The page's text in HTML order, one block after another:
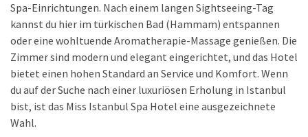
Spa-Einrichtungen. Nach einem langen Sightseeing-Tag
kannst du hier im türkischen Bad (Hammam) entspannen
oder eine wohltuende Aromatherapie-Massage genießen. Die
Zimmer sind modern und elegant eingerichtet, und das Hotel
bietet einen hohen Standard an Service und Komfort. Wenn
du auf der Suche nach einer luxuriösen Erholung in Istanbul
bist, ist das Miss Istanbul Spa Hotel eine ausgezeichnete
Wahl.